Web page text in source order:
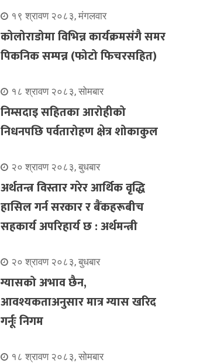
१९ श्रावण २०८३, मंगलवार
कोलोराडोमा विभिन्न कार्यक्रमसंगै समर
पिकनिक सम्पन्न (फोटो फिचरसहित)
१८ श्रावण २०८३, सोमबार
निम्सदाइ सहितका आरोहीको
निधनपछि पर्वतारोहण क्षेत्र शोकाकुल
२० श्रावण २०८३, बुधबार
अर्थतन्त्र विस्तार गरेर आर्थिक वृद्धि
हासिल गर्न सरकार र बैंकहरूबीच
सहकार्य अपरिहार्य छ : अर्थमन्त्री
२० श्रावण २०८३, बुधबार
ग्यासको अभाव छैन,
आवश्यकताअनुसार मात्र ग्यास खरिद
गर्नूः निगम
१८ श्रावण २०८३, सोमबार